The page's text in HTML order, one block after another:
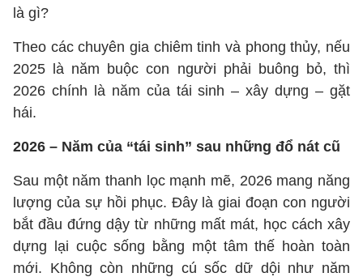
là gì?
Theo các chuyên gia chiêm tinh và phong thủy, nếu
2025 là năm buộc con người phải buông bỏ, thì
2026 chính là năm của tái sinh – xây dựng – gặt
hái.
2026 – Năm của “tái sinh” sau những đổ nát cũ
Sau một năm thanh lọc mạnh mẽ, 2026 mang năng
lượng của sự hồi phục. Đây là giai đoạn con người
bắt đầu đứng dậy từ những mất mát, học cách xây
dựng lại cuộc sống bằng một tâm thế hoàn toàn
mới. Không còn những cú sốc dữ dội như năm